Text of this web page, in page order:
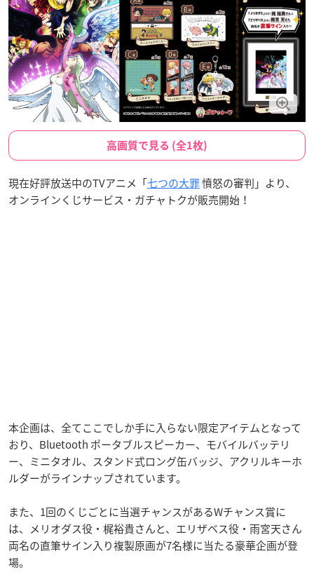
高画質で見る (全1枚)
現在好評放送中のTVアニメ「七つの大罪憤怒の審判」より、
オンラインくじサービス・ガチャトクが販売開始！
本企画は、全てここでしか手に入らない限定アイテムとなって
おり、Bluetooth ポータブルスピーカー、モバイルバッテリ
ー、ミニタオル、スタンド式ロング缶バッジ、アクリルキーホ
ルダーがラインナップされています。
また、1回のくじごとに当選チャンスがあるWチャンス賞に
は、メリオダス役・梶裕貴さんと、エリザベス役・雨宮天さん
両名の直筆サイン入り複製原画が7名様に当たる豪華企画が登
場。